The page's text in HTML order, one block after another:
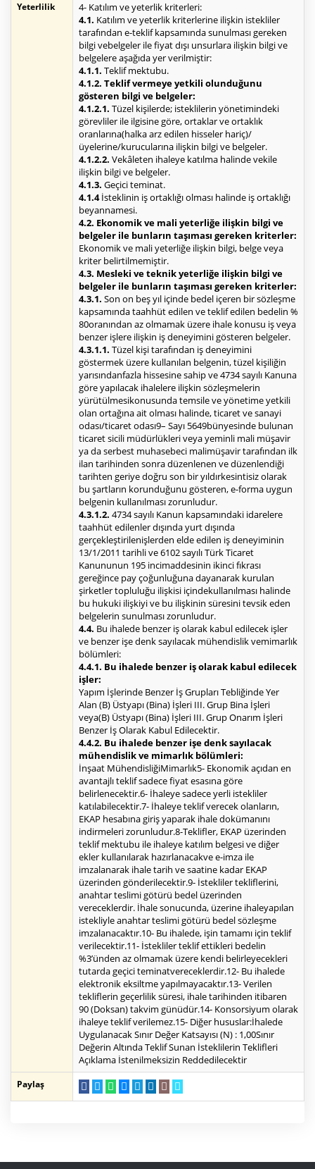
Yeterlilik
4- Katılım ve yeterlik kriterleri:
4.1. Katılım ve yeterlik kriterlerine ilişkin istekliler
tarafından e-teklif kapsamında sunulması gereken
bilgi vebelgeler ile fiyat dışı unsurlara ilişkin bilgi ve
belgelere aşağıda yer verilmiştir:
4.1.1. Teklif mektubu.
4.1.2. Teklif vermeye yetkili olunduğunu
gösteren bilgi ve belgeler:
4.1.2.1. Tüzel kişilerde; isteklilerin yönetimindeki
görevliler ile ilgisine göre, ortaklar ve ortaklık
oranlarına(halka arz edilen hisseler hariç)/
üyelerine/kurucularına ilişkin bilgi ve belgeler.
4.1.2.2. Vekâleten ihaleye katılma halinde vekile
ilişkin bilgi ve belgeler.
4.1.3. Geçici teminat.
4.1.4İsteklinin iş ortaklığı olması halinde iş ortaklığı
beyannamesi.
4.2. Ekonomik ve mali yeterliğe ilişkin bilgi ve
belgeler ile bunların taşıması gereken kriterler:
Ekonomik ve mali yeterliğe ilişkin bilgi, belge veya
kriter belirtilmemiştir.
4.3. Mesleki ve teknik yeterliğe ilişkin bilgi ve
belgeler ile bunların taşıması gereken kriterler:
4.3.1. Son on beş yıl içinde bedel içeren bir sözleşme
kapsamında taahhüt edilen ve teklif edilen bedelin %
80oranından az olmamak üzere ihale konusu iş veya
benzer işlere ilişkin iş deneyimini gösteren belgeler.
4.3.1.1. Tüzel kişi tarafından iş deneyimini
göstermek üzere kullanılan belgenin, tüzel kişiliğin
yarısındanfazla hissesine sahip ve 4734 sayılı Kanuna
göre yapılacak ihalelere ilişkin sözleşmelerin
yürütülmesikonusunda temsile ve yönetime yetkili
olan ortağına ait olması halinde, ticaret ve sanayi
odası/ticaret odası9– Sayı 5649bünyesinde bulunan
ticaret sicili müdürlükleri veya yeminli mali müşavir
ya da serbest muhasebeci malimüşavir tarafından ilk
ilan tarihinden sonra düzenlenen ve düzenlendiği
tarihten geriye doğru son bir yıldırkesintisiz olarak
bu şartların korunduğunu gösteren, e-forma uygun
belgenin kullanılması zorunludur.
4.3.1.2. 4734 sayılı Kanun kapsamındaki idarelere
taahhüt edilenler dışında yurt dışında
gerçekleştirilenişlerden elde edilen iş deneyiminin
13/1/2011 tarihli ve 6102 sayılı Türk Ticaret
Kanununun 195 incimaddesinin ikinci fıkrası
gereğince pay çoğunluğuna dayanarak kurulan
şirketler topluluğu ilişkisi içindekullanılması halinde
bu hukuki ilişkiyi ve bu ilişkinin süresini tevsik eden
belgelerin sunulması zorunludur.
4.4. Bu ihalede benzer iş olarak kabul edilecek işler
ve benzer işe denk sayılacak mühendislik vemimarlık
bölümleri:
4.4.1. Bu ihalede benzer iş olarak kabul edilecek
işler:
Yapım İşlerinde Benzer İş Grupları Tebliğinde Yer
Alan (B) Üstyapı (Bina) İşleri III. Grup Bina İşleri
veya(B) Üstyapı (Bina) İşleri III. Grup Onarım İşleri
Benzer İş Olarak Kabul Edilecektir.
4.4.2. Bu ihalede benzer işe denk sayılacak
mühendislik ve mimarlık bölümleri:
İnşaat MühendisliğiMimarlık5- Ekonomik açıdan en
avantajlı teklif sadece fiyat esasına göre
belirlenecektir.6- İhaleye sadece yerli istekliler
katılabilecektir.7- İhaleye teklif verecek olanların,
EKAP hesabına giriş yaparak ihale dokümanını
indirmeleri zorunludur.8-Teklifler, EKAP üzerinden
teklif mektubu ile ihaleye katılım belgesi ve diğer
ekler kullanılarak hazırlanacakve e-imza ile
imzalanarak ihale tarih ve saatine kadar EKAP
üzerinden gönderilecektir.9- İstekliler tekliflerini,
anahtar teslimi götürü bedel üzerinden
vereceklerdir. İhale sonucunda, üzerine ihaleyapılan
istekliyle anahtar teslimi götürü bedel sözleşme
imzalanacaktır.10- Bu ihalede, işin tamamı için teklif
verilecektir.11- İstekliler teklif ettikleri bedelin
%3’ünden az olmamak üzere kendi belirleyecekleri
tutarda geçici teminatvereceklerdir.12- Bu ihalede
elektronik eksiltme yapılmayacaktır.13- Verilen
tekliflerin geçerlilik süresi, ihale tarihinden itibaren
90 (Doksan) takvim günüdür.14- Konsorsiyum olarak
ihaleye teklif verilemez.15- Diğer hususlar:İhalede
Uygulanacak Sınır Değer Katsayısı (N) : 1,00Sınır
Değerin Altında Teklif Sunan İsteklilerin Teklifleri
Açıklama İstenilmeksizin Reddedilecektir
Paylaş